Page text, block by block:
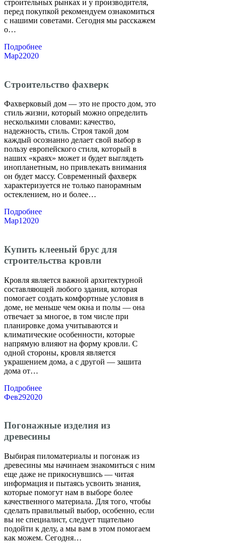
строительных рынках и у производителя,
перед покупкой рекомендуем ознакомиться
с нашими советами. Сегодня мы расскажем
о…
Подробнее
Мар22020
Строительство фахверк
Фахверковый дом — это не просто дом, это
стиль жизни, который можно определить
несколькими словами: качество,
надежность, стиль. Строя такой дом
каждый осознанно делает свой выбор в
пользу европейского стиля, который в
наших «краях» может и будет выглядеть
инопланетным, но привлекать внимания
он будет массу. Современный фахверк
характеризуется не только панорамным
остеклением, но и более…
Подробнее
Мар1 2020
Купить клееный брус для
строительства кровли
Кровля является важной архитектурной
составляющей любого здания, которая
помогает создать комфортные условия в
доме, не меньше чем окна и полы — она
отвечает за многое, в том числе при
планировке дома учитываются и
климатические особенности, которые
напрямую влияют на форму кровли. С
одной стороны, кровля является
украшением дома, а с другой — зашита
дома от…
Подробнее
Фев292020
Погонажные изделия из
древесины
Выбирая пиломатериалы и погонаж из
древесины мы начинаем знакомиться с ним
еще даже не прикоснувшись — читая
информация и пытаясь усвоить знания,
которые помогут нам в выборе более
качественного материала. Для того, чтобы
сделать правильный выбор, особенно, если
вы не специалист, следует тщательно
подойти к делу, а мы вам в этом помогаем
как можем. Сегодня…